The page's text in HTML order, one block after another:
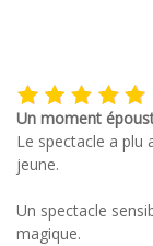
Un moment
Le spectacle a plu
jeune.
Un spectacle
magique.